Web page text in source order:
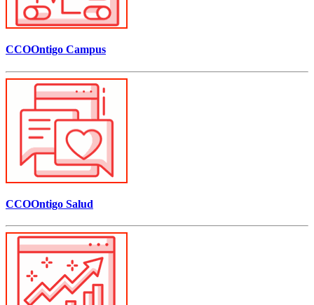
CCOOntigo Campus
CCOOntigo Salud